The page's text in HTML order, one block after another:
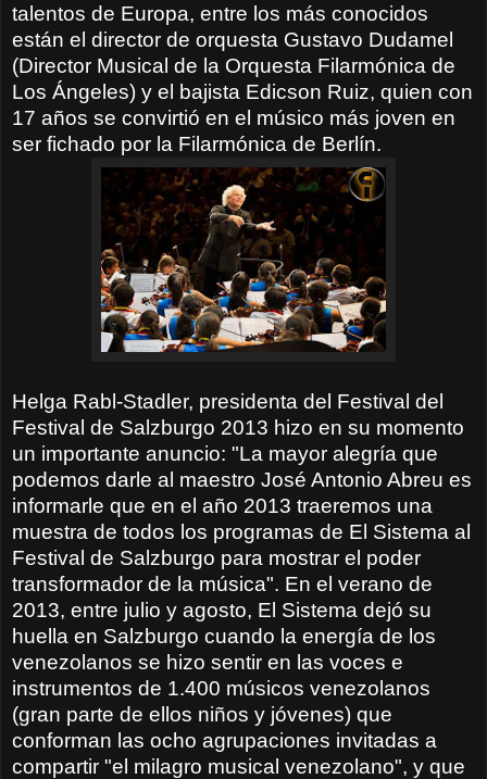
talentos de Europa, entre los más conocidos
están el director de orquesta Gustavo Dudamel
(Director Musical de la Orquesta Filarmónica de
Los Ángeles) y el bajista Edicson Ruiz, quien con
17 años se convirtió en el músico más joven en
ser fichado por la Filarmónica de Berlín.
Helga Rabl-Stadler, presidenta del Festival del
Festival de Salzburgo 2013 hizo en su momento
un importante anuncio: "La mayor alegría que
podemos darle al maestro José Antonio Abreu es
informarle que en el año 2013 traeremos una
muestra de todos los programas de El Sistema al
Festival de Salzburgo para mostrar el poder
transformador de la música". En el verano de
2013, entre julio y agosto, El Sistema dejó su
huella en Salzburgo cuando la energía de los
venezolanos se hizo sentir en las voces e
instrumentos de 1.400 músicos venezolanos
(gran parte de ellos niños y jóvenes) que
conforman las ocho agrupaciones invitadas a
compartir "el milagro musical venezolano", y que